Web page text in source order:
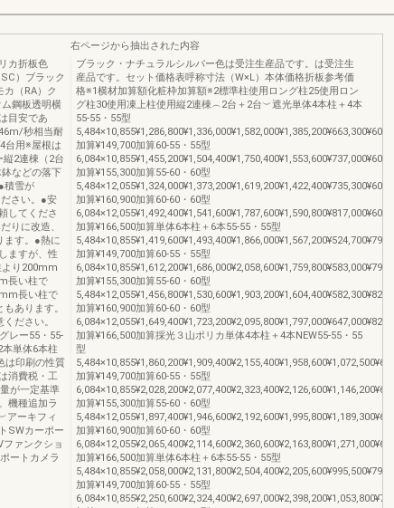
カ折板色
）ブラック
カ（RA）ク
鋼板透明横
目安であ
秒相当耐
台用※屋根は
縦2連棟（2台
などの落下
積雪が
さい。●安
してくださ
りに改造、
ます。●熱に
ますが、性
より200mm
長い柱で
長い柱で
あります。
ださい。
レー55・55-
単体6本柱
は印刷の性質
消費税・工
が一定基準
機種追加ラ
アーキフィ
SWカーポー
ファンクショ
ートカメラ
右ページから抽出された内容
ブラック・ナチュラルシルバー色は受注生産品です。は受注生
産品です。セット価格表呼称寸法（W×L）本体価格折板参考価
格※1横材加算額化粧枠加算額※2標準柱使用ロング柱25使用ロン
グ柱30使用凍上柱使用縦2連棟︵2台＋2台︶遮光単体4本柱＋4本
55-55・55型
加算¥149,700加算60-55・55型
加算¥155,300加算55-60・60型
加算¥160,900加算60-60・60型
加算¥166,500加算単体6本柱＋6本55-55・55型
加算¥149,700加算60-55・55型
加算¥155,300加算55-60・60型
加算¥160,900加算60-60・60型
加算¥166,500加算採光３山ポリカ単体4本柱＋4本NEW55-55・55
型
加算¥149,700加算60-55・55型
加算¥155,300加算55-60・60型
加算¥160,900加算60-60・60型
加算¥166,500加算単体6本柱＋6本55-55・55型
加算¥149,700加算60-55・55型